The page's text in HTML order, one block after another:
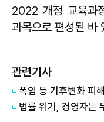
2022 개정 교육과
과목으로 편성된 바
관련기사
폭염 등 기후변화 피